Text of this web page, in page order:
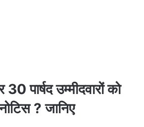
30 पार्षद उम्मीदवारों को
? जानिए